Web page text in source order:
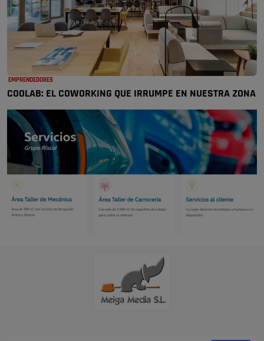
EMPRENDEDORES
COOLAB: EL COWORKING QUE IRRUMPE EN NUESTRA ZONA